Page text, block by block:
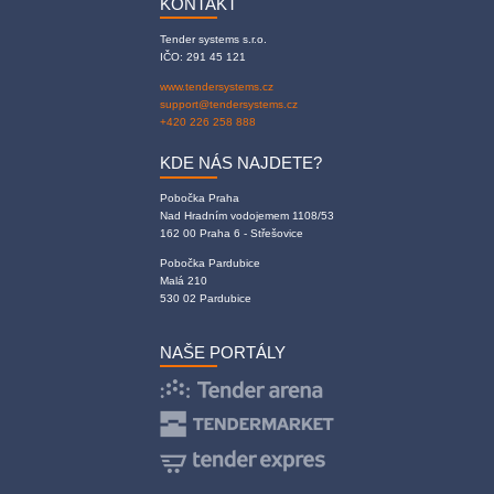
KONTAKT
Tender systems s.r.o.
IČO: 291 45 121
www.tendersystems.cz
support@tendersystems.cz
+420 226 258 888
KDE NÁS NAJDETE?
Pobočka Praha
Nad Hradním vodojemem 1108/53
162 00 Praha 6 - Střešovice
Pobočka Pardubice
Malá 210
530 02 Pardubice
NAŠE PORTÁLY